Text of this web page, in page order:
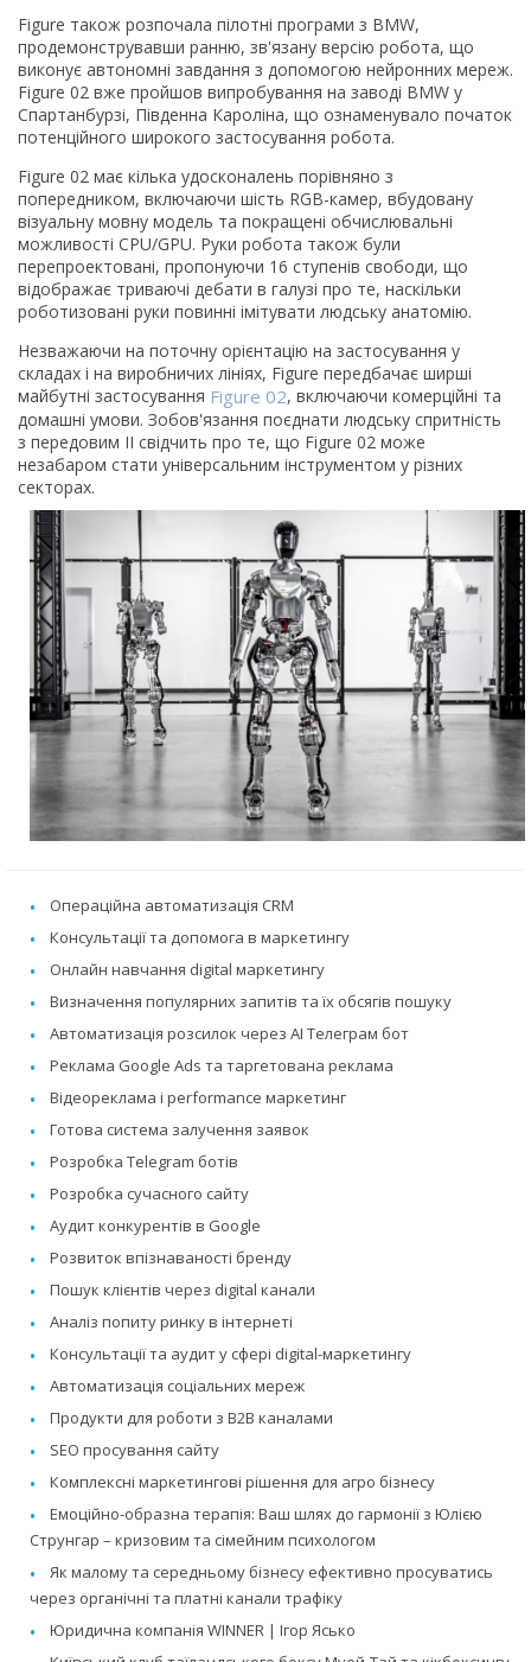
Figure також розпочала пілотні програми з BMW,
продемонструвавши ранню, зв'язану версію робота, що
виконує автономні завдання з допомогою нейронних мереж.
Figure 02 вже пройшов випробування на заводі BMW у
Спартанбурзі, Південна Кароліна, що ознаменувало початок
потенційного широкого застосування робота.
Figure 02 має кілька удосконалень порівняно з
попередником, включаючи шість RGB-камер, вбудовану
візуальну мовну модель та покращені обчислювальні
можливості CPU/GPU. Руки робота також були
перепроектовані, пропонуючи 16 ступенів свободи, що
відображає триваючі дебати в галузі про те, наскільки
роботизовані руки повинні імітувати людську анатомію.
Незважаючи на поточну орієнтацію на застосування у
складах і на виробничих лініях, Figure передбачає ширші
майбутні застосування Figure 02, включаючи комерційні та
домашні умови. Зобов'язання поєднати людську спритність
з передовим ІІ свідчить про те, що Figure 02 може
незабаром стати універсальним інструментом у різних
секторах.
Операційна автоматизація CRM
Консультації та допомога в маркетингу
Онлайн навчання digital маркетингу
Визначення популярних запитів та їх обсягів пошуку
Автоматизація розсилок через AI Телеграм бот
Реклама Google Ads та таргетована реклама
Відеореклама і performance маркетинг
Готова система залучення заявок
Розробка Telegram ботів
Розробка сучасного сайту
Аудит конкурентів в Google
Розвиток впізнаваності бренду
Пошук клієнтів через digital канали
Аналіз попиту ринку в інтернеті
Консультації та аудит у сфері digital-маркетингу
Автоматизація соціальних мереж
Продукти для роботи з B2B каналами
SEO просування сайту
Комплексні маркетингові рішення для агро бізнесу
Емоційно-образна терапія: Ваш шлях до гармонії з Юлією
Струнгар – кризовим та сімейним психологом
Як малому та середньому бізнесу ефективно просуватись
через органічні та платні канали трафіку
Юридична компанія WINNER | Ігор Ясько